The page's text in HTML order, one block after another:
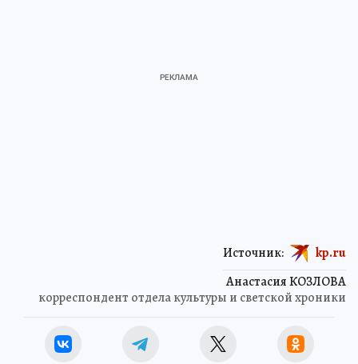
Анастасия КОЗЛОВА
корреспондент отдела культуры и светской хроники
Источник: kp.ru